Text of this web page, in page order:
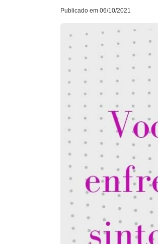
Publicado em 06/10/2021